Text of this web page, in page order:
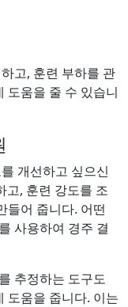
고, 훈련 부하를 관
도움을 줄 수 있습니
개선하고 싶으신
고, 훈련 강도를 조
들어 줍니다. 어떤
사용하여 경주 결
추정하는 도구도
도움을 줍니다. 이는